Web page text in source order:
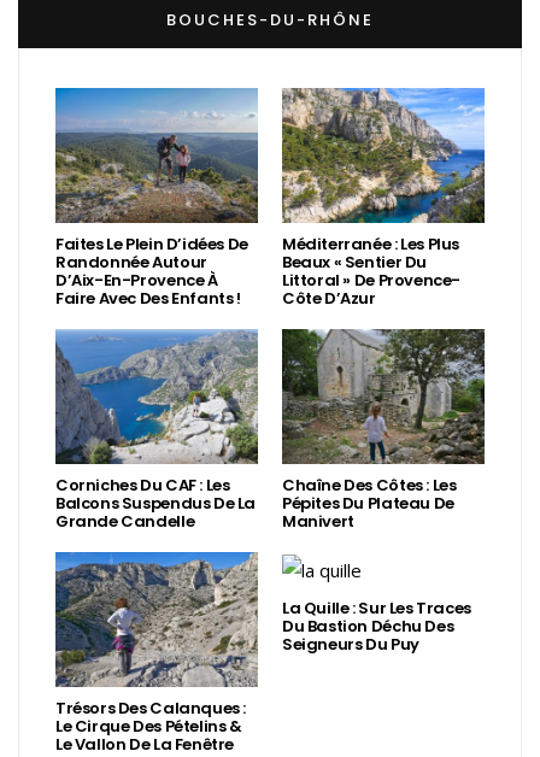
BOUCHES-DU-RHÔNE
Faites Le Plein D’idées De
Randonnée Autour
D’Aix-En-Provence À
Faire Avec Des Enfants !
Méditerranée : Les Plus
Beaux « Sentier Du
Littoral » De Provence-
Côte D’Azur
Corniches Du CAF : Les
Balcons Suspendus De La
Grande Candelle
Chaîne Des Côtes : Les
Pépites Du Plateau De
Manivert
Trésors Des Calanques :
Le Cirque Des Pételins &
Le Vallon De La Fenêtre
La Quille : Sur Les Traces
Du Bastion Déchu Des
Seigneurs Du Puy